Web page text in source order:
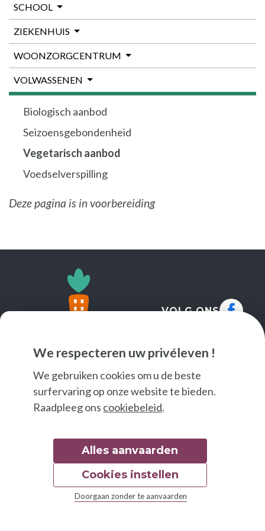
We respecteren uw privéleven !
We gebruiken cookies om u de beste
surfervaring op onze website te bieden.
Raadpleeg ons cookiebeleid.
Alles aanvaarden
Doorgaan zonder te aanvaarden
Cookies instellen
Deze pagina is in voorbereiding
SCHOOL
ZIEKENHUIS
WOONZORGCENTRUM
VOLWASSENEN
Biologisch aanbod
Seizoensgebondenheid
Vegetarisch aanbod
Voedselverspilling
VOLG ONS
© 2026 Good Food
Wettelijke bepalingen